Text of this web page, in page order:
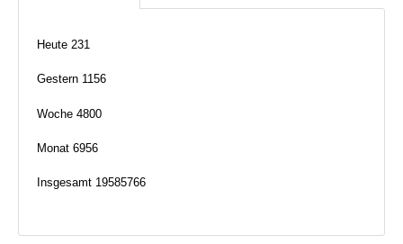
Heute 231
Gestern 1156
Woche 4800
Monat 6956
Insgesamt 19585766